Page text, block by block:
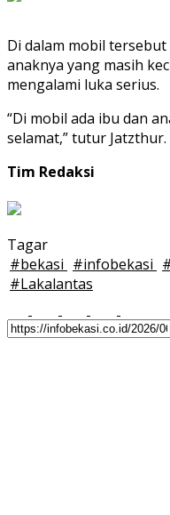
Di dalam mobil
anaknya yang masih
mengalami luka serius.
“Di mobil ada ibu dan
selamat,” tutur Jatzthur.
Tim Redaksi
Tagar
#bekasi #infobekasi
#Lakalantas